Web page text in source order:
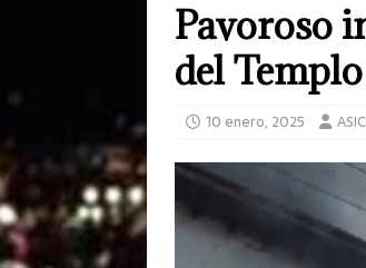
Pavoroso
del
10 enero, 2025